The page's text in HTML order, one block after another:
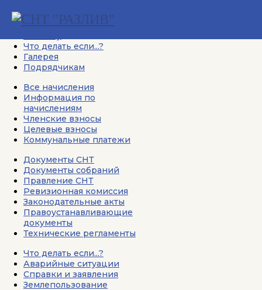
Начисления
Документы СНТ
Что делать если...?
Галерея
Подрядчикам
Все начисления
Информация по
начислениям
Членские взносы
Целевые взносы
Коммунальные платежи
Документы СНТ
Документы собраний
Правление СНТ
Ревизионная комиссия
Законодательные акты
Правоустанавливающие
документы
Технические регламенты
Что делать если...?
Аварийные ситуации
Справки и заявления
Землепользование